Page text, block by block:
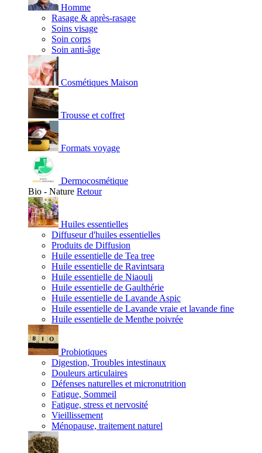
Homme
Rasage & après-rasage
Soins visage
Soin corps
Soin anti-âge
Cosmétiques Maison
Trousse et coffret
Formats voyage
Dermocosmétique
Bio - Nature Retour
Huiles essentielles
Diffuseur d'huiles essentielles
Produits de Diffusion
Huile essentielle de Tea tree
Huile essentielle de Ravintsara
Huile essentielle de Niaouli
Huile essentielle de Gaulthérie
Huile essentielle de Lavande Aspic
Huile essentielle de Lavande vraie et lavande fine
Huile essentielle de Menthe poivrée
Probiotiques
Digestion, Troubles intestinaux
Douleurs articulaires
Défenses naturelles et micronutrition
Fatigue, Sommeil
Fatigue, stress et nervosité
Vieillissement
Ménopause, traitement naturel